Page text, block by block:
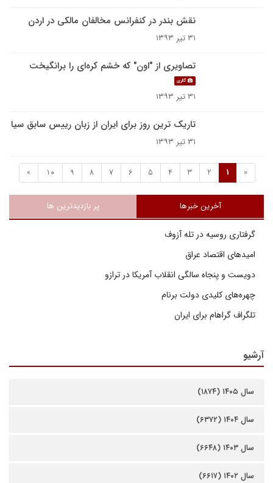
نقش بندر در کنفرانس مخالفان مالکی در اردن
۳۱ تیر ۱۳۹۳
تصاویری از "اون" که خشم کره‌ای را برانگیخت
گالری
۳۱ تیر ۱۳۹۳
تاریک ترین روز برای ایران از زبان رییس سابق سیا
۳۱ تیر ۱۳۹۳
«
1
2
3
4
5
6
7
8
9
10
»
آخرین خبرها پر بازدیدترین ها
گرفتاری روسیه در تله آزوف
امیدهای اقتصاد عراق
دویست و پنجاه سالگی انقلاب آمریکا در ترازو
چهره‌های کلیدی دولت برنام
تلگراف گراهام برای ایران
آرشیو
سال ۱۴۰۵ (۱۸۷۴)
سال ۱۴۰۴ (۶۳۷۲)
سال ۱۴۰۳ (۶۶۴۸)
سال ۱۴۰۲ (۶۶۱۷)